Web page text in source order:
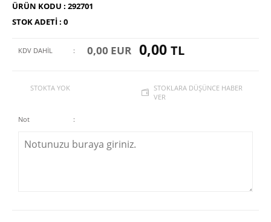
ÜRÜN KODU : 292701
STOK ADETI : 0
KDV DAHİL : 0,00 EUR 0,00 TL
STOKTA YOK
STOKLARA DÜŞÜNCE HABER
VER
Not :